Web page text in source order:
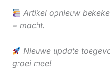
Artikel opnieuw
= macht.
Nieuwe update
groei mee!